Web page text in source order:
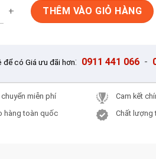
nền Viglacera 60x60 ECO-S605 số
THÊM VÀO GIỎ HÀNG
để có Giá ưu đãi hơn: 0911 441 066 -
chuyển miễn phí
hàng toàn quốc
Cam kết
Chất lượng